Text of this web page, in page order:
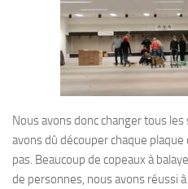
Nous avons donc changer tous
avons dû découper chaque
pas. Beaucoup de copeaux à
de personnes, nous avons réussi